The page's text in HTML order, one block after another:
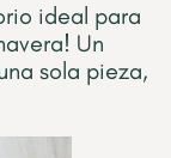
ideal para
Un
sola pieza,